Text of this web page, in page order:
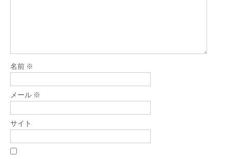
名前 ※
メール ※
サイト